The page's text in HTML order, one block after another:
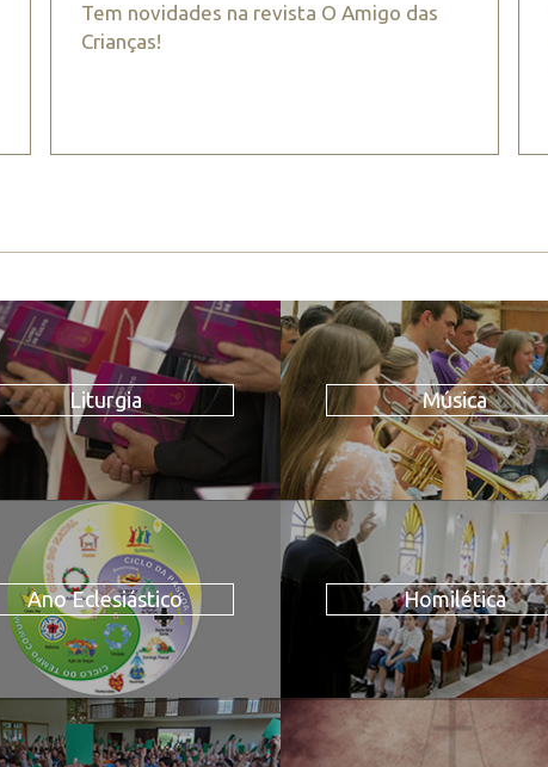
Tem novidades na revista O Amigo das
Crianças!
Liturgia Música
Ano Eclesiástico Homilética